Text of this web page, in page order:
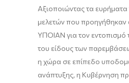
Αξιοποιώντας τα
μελετών που
ΥΠΟΙΑΝ για τον εντοπισμό
του είδους των
η χώρα σε επίπεδο
ανάπτυξης, η Κυβέρνηση